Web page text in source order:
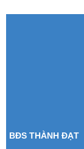
BĐS THÀNH ĐẠT